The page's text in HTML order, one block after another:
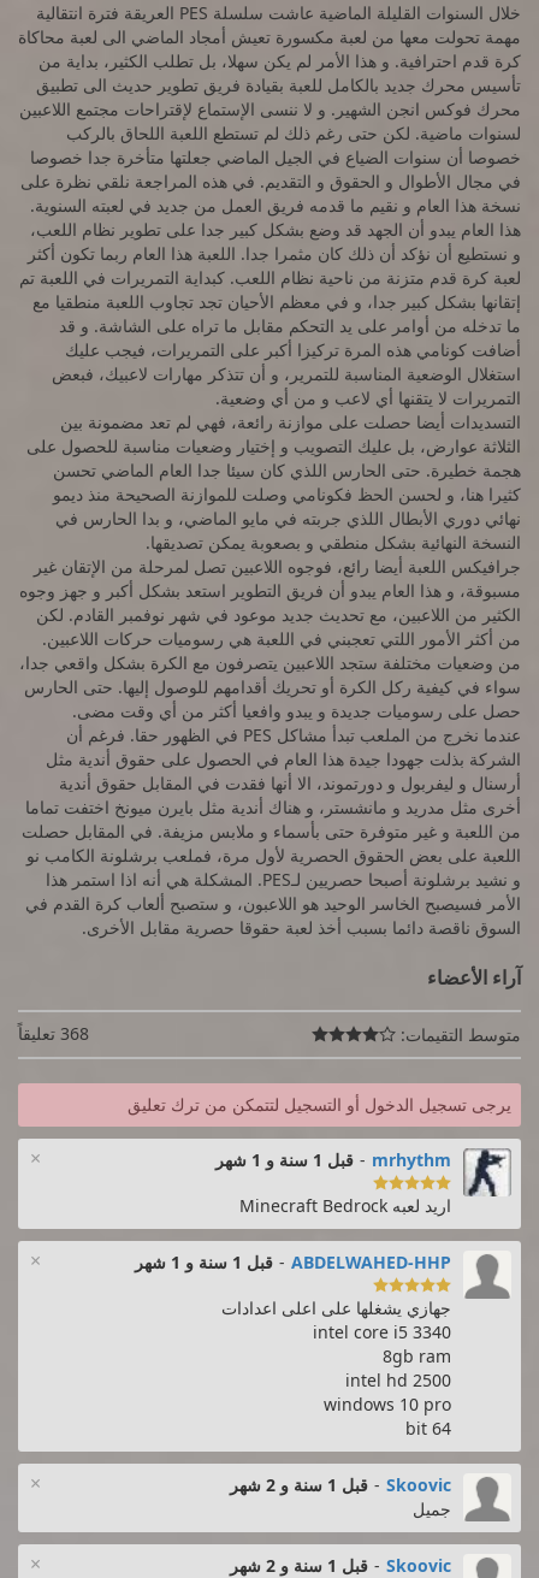
خلال السنوات القليلة الماضية عاشت سلسلة PES العريقة فترة انتقالية
مهمة تحولت معها من لعبة مكسورة تعيش أمجاد الماضي الى لعبة محاكاة
كرة قدم احترافية. و هذا الأمر لم يكن سهلا، بل تطلب الكثير، بداية من
تأسيس محرك جديد بالكامل للعبة بقيادة فريق تطوير حديث الى تطبيق
محرك فوكس انجن الشهير. و لا ننسى الإستماع لإقتراحات مجتمع اللاعبين
لسنوات ماضية. لكن حتى رغم ذلك لم تستطع اللعبة اللحاق بالركب
خصوصا أن سنوات الضياع في الجيل الماضي جعلتها متأخرة جدا خصوصا
في مجال الأطوال و الحقوق و التقديم. في هذه المراجعة نلقي نظرة على
نسخة هذا العام و نقيم ما قدمه فريق العمل من جديد في لعبته السنوية.
هذا العام يبدو أن الجهد قد وضع بشكل كبير جدا على تطوير نظام اللعب،
و نستطيع أن نؤكد أن ذلك كان مثمرا جدا. اللعبة هذا العام ربما تكون أكثر
لعبة كرة قدم متزنة من ناحية نظام اللعب. كبداية التمريرات في اللعبة تم
إتقانها بشكل كبير جدا، و في معظم الأحيان تجد تجاوب اللعبة منطقيا مع
ما تدخله من أوامر على يد التحكم مقابل ما تراه على الشاشة. و قد
أضافت كونامي هذه المرة تركيزا أكبر على التمريرات، فيجب عليك
استغلال الوضعية المناسبة للتمرير، و أن تتذكر مهارات لاعبيك، فبعض
التمريرات لا يتقنها أي لاعب و من أي وضعية.
التسديدات أيضا حصلت على موازنة رائعة، فهي لم تعد مضمونة بين
الثلاثة عوارض، بل عليك التصويب و إختيار وضعيات مناسبة للحصول على
هجمة خطيرة. حتى الحارس اللذي كان سيئا جدا العام الماضي تحسن
كثيرا هنا، و لحسن الحظ فكونامي وصلت للموازنة الصحيحة منذ ديمو
نهائي دوري الأبطال اللذي جربته في مايو الماضي، و بدا الحارس في
النسخة النهائية بشكل منطقي و بصعوبة يمكن تصديقها.
جرافيكس اللعبة أيضا رائع، فوجوه اللاعبين تصل لمرحلة من الإتقان غير
مسبوقة، و هذا العام يبدو أن فريق التطوير استعد بشكل أكبر و جهز وجوه
الكثير من اللاعبين، مع تحديث جديد موعود في شهر نوفمبر القادم. لكن
من أكثر الأمور اللتي تعجبني في اللعبة هي رسوميات حركات اللاعبين.
من وضعيات مختلفة ستجد اللاعبين يتصرفون مع الكرة بشكل واقعي جدا،
سواء في كيفية ركل الكرة أو تحريك أقدامهم للوصول إليها. حتى الحارس
حصل على رسوميات جديدة و يبدو وافعيا أكثر من أي وقت مضى.
عندما نخرج من الملعب تبدأ مشاكل PES في الظهور حقا. فرغم أن
الشركة بذلت جهودا جيدة هذا العام في الحصول على حقوق أندية مثل
أرسنال و ليفربول و دورتموند، الا أنها فقدت في المقابل حقوق أندية
أخرى مثل مدريد و مانشستر، و هناك أندية مثل بايرن ميونخ اختفت تماما
من اللعبة و غير متوفرة حتى بأسماء و ملابس مزيفة. في المقابل حصلت
اللعبة على بعض الحقوق الحصرية لأول مرة، فملعب برشلونة الكامب نو
و نشيد برشلونة أصبحا حصريين لـPES. المشكلة هي أنه اذا استمر هذا
الأمر فسيصبح الخاسر الوحيد هو اللاعبون، و ستصبح ألعاب كرة القدم في
السوق ناقصة دائما بسبب أخذ لعبة حقوقا حصرية مقابل الأخرى.
آراء الأعضاء
متوسط التقيمات:  368 تعليقاً
يرجى تسجيل الدخول أو التسجيل لتتمكن من ترك تعليق
× mrhythm
- قبل 1 سنة و 1 شهر

اريد لعبه Minecraft Bedrock
× ABDELWAHED-HHP
- قبل 1 سنة و 1 شهر

جهازي يشغلها على اعلى اعدادات
intel core i5 3340
8gb ram
intel hd 2500
windows 10 pro
64 bit
× Skoovic
- قبل 1 سنة و 2 شهر
جميل
× Skoovic
- قبل 1 سنة و 2 شهر